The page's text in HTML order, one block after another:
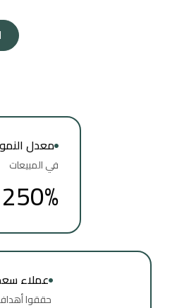
معدل النمو
في المبيعات
250%
عملاء
حققوا